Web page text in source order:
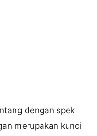
dengan spek
merupakan kunci